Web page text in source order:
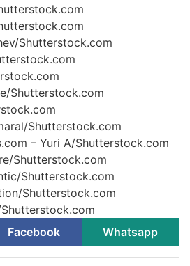
Shutterstock.com
Shutterstock.com
Shutterstock.com
– Yuri A/Shutterstock.com
Shutterstock.com
Shutterstock.com
Shutterstock.com
Facebook Whatsapp